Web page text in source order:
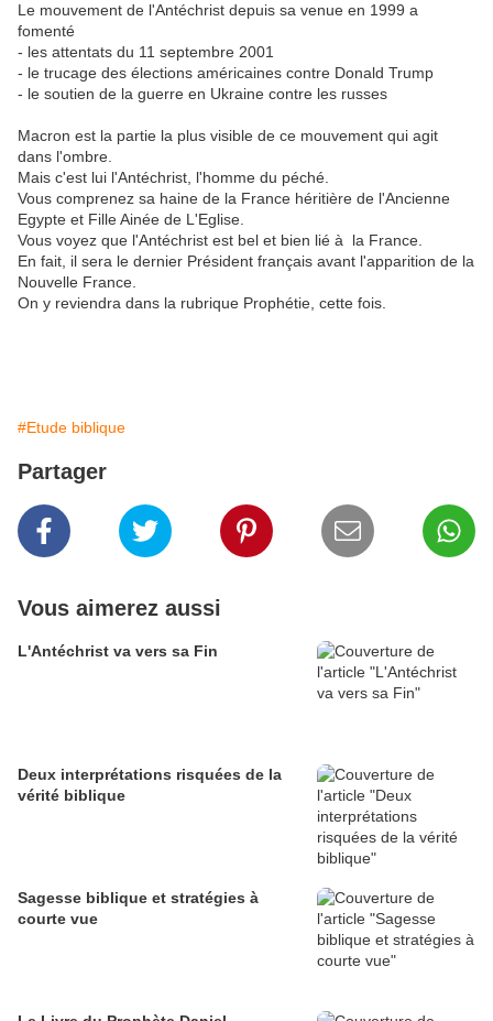
Le mouvement de l'Antéchrist depuis sa venue en 1999 a
fomenté
- les attentats du 11 septembre 2001
- le trucage des élections américaines contre Donald Trump
- le soutien de la guerre en Ukraine contre les russes
Macron est la partie la plus visible de ce mouvement qui agit
dans l'ombre.
Mais c'est lui l'Antéchrist, l'homme du péché.
Vous comprenez sa haine de la France héritière de l'Ancienne
Egypte et Fille Ainée de L'Eglise.
Vous voyez que l'Antéchrist est bel et bien lié à la France.
En fait, il sera le dernier Président français avant l'apparition de la
Nouvelle France.
On y reviendra dans la rubrique Prophétie, cette fois.
#Etude biblique
Partager
Vous aimerez aussi
L'Antéchrist va vers sa Fin
Deux interprétations risquées de la
vérité biblique
Sagesse biblique et stratégies à
courte vue